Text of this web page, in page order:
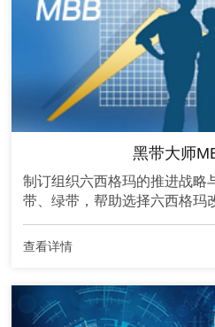
黑带大师
制订组织六西格玛的推进战略
带、绿带，帮助选择六西格玛
查看详情